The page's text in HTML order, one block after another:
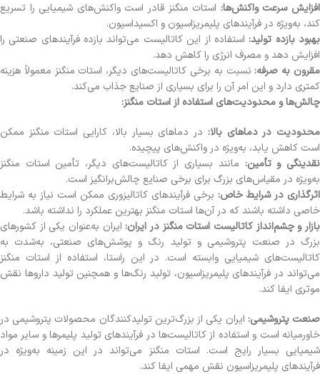
افزایش سرعت واکنش‌ها: استات منگنز قادر است واکنش‌های شیمیایی را تسریع
کند، به‌ویژه در فرآیندهای پلیمریزاسیون و اکسیداسیون.
بهبود بازده تولید: استفاده از این کاتالیست می‌تواند بازده فرآیندهای صنعتی را
افزایش دهد و مصرف انرژی را کاهش دهد.
مقرون به صرفه: نسبت به برخی کاتالیست‌های دیگر، استات منگنز معمولاً هزینه
کمتری دارد و این امر آن را برای بسیاری از صنایع جذاب می‌کند.
چالش‌ها و محدودیت‌های استفاده از استات منگنز:
محدودیت در دماهای بالا: در دماهای بسیار بالا، کارایی استات منگنز ممکن
است کاهش یابد، به‌ویژه در واکنش‌های پیچیده.
نقدینگی و تأمین: مانند بسیاری از کاتالیست‌های دیگر، تأمین استات منگنز
به‌ویژه در مقیاس‌های بزرگ برای برخی صنایع چالش‌برانگیز است.
اثرگذاری در شرایط خاص: برخی فرآیندهای کاتالیزوری ممکن است نیاز به شرایط
خاصی داشته باشند که در آن‌ها استات منگنز بهترین عملکرد را نداشته باشد.
بازار و چشم‌انداز کاتالیست استات منگنز در ایران: ایران به‌عنوان یکی از کشورهای
بزرگ در صنعت پتروشیمی و تولید رنگ و پوشش‌های صنعتی، به‌شدت به
کاتالیست‌های شیمیایی وابسته است. در این راستا، استفاده از استات منگنز
می‌تواند در فرآیندهای پلیمریزاسیون، تولید رنگ‌ها و همچنین تولید داروها نقش
موثری ایفا کند.
صنعت پتروشیمی: ایران یکی از بزرگ‌ترین تولیدکنندگان محصولات پتروشیمی در
خاورمیانه است و استفاده از کاتالیست‌ها در فرآیندهای تولید پلیمرها و سایر مواد
شیمیایی بسیار رایج است. استات منگنز می‌تواند در این زمینه به‌ویژه در
فرآیندهای پلیمریزاسیون نقش مهمی ایفا کند.